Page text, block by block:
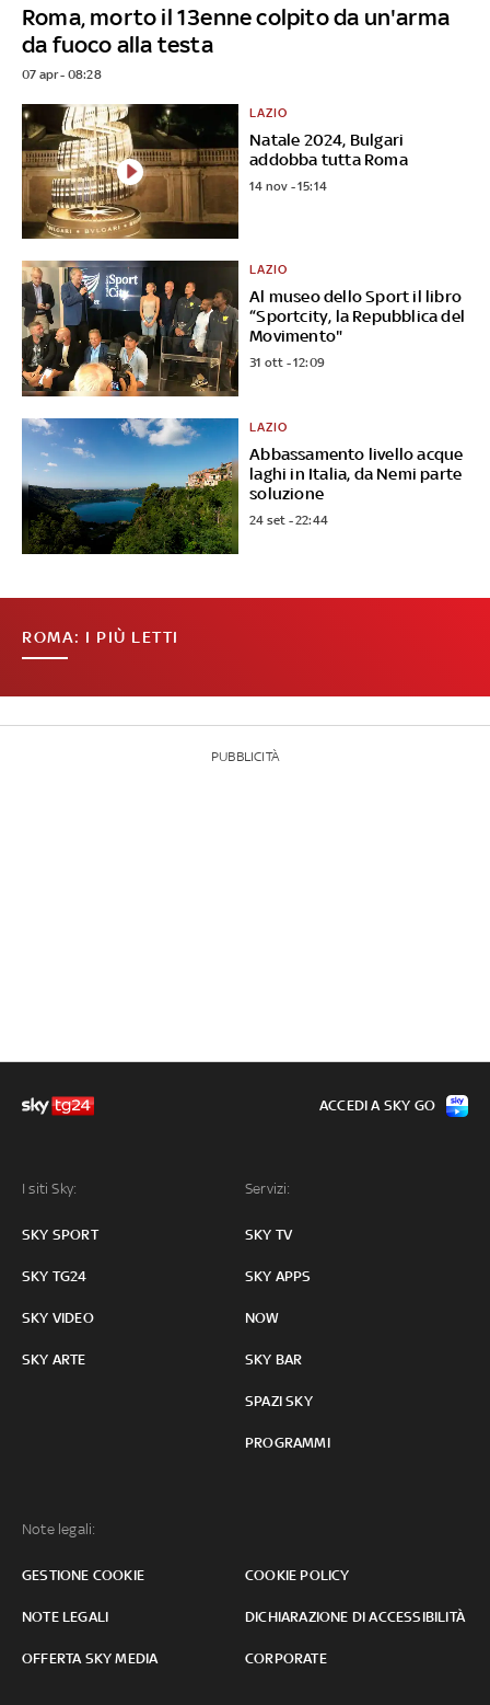
Roma, morto il 13enne colpito da un'arma
da fuoco alla testa
07 apr - 08:28
Natale 2024, Bulgari
addobba tutta Roma
LAZIO
14 nov - 15:14
Al museo dello Sport il libro
“Sportcity, la Repubblica del
Movimento"
LAZIO
31 ott - 12:09
Abbassamento livello acque
laghi in Italia, da Nemi parte
soluzione
LAZIO
24 set - 22:44
ROMA: I PIÙ LETTI
PUBBLICITÀ
I siti Sky:
SKY SPORT
SKY TG24
SKY VIDEO
SKY ARTE
Servizi:
SKY TV
SKY APPS
NOW
SKY BAR
SPAZI SKY
PROGRAMMI
Note legali:
GESTIONE COOKIE COOKIE POLICY
NOTE LEGALI DICHIARAZIONE DI ACCESSIBILITÀ
OFFERTA SKY MEDIA CORPORATE
ACCEDI A SKY GO